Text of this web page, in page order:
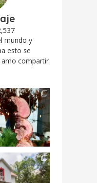
mundo y
esto se
compartir
a celebrar a
dos #mamás
cercanas mi...
17 0
Esta
en la